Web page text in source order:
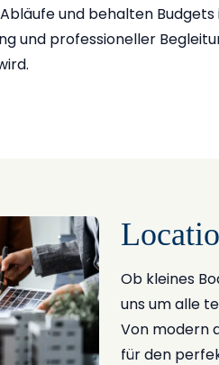
und behalten Budgets
und professioneller
Ob kleines
uns um alle
Von modern
für den